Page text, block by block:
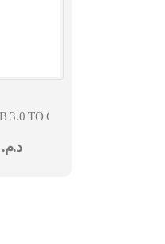
3.0 TO GIGABIT ETHERNET
د.م.